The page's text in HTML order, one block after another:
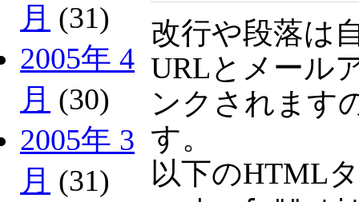
月 (31)
2005年 4
月 (30)
2005年 3
月 (31)
改行や段落は
URLとメール
ンクされます
す。
以下のHTML